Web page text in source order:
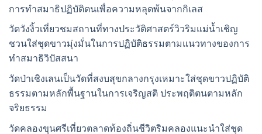
การทำสมาธิปฏิบัติตนเพื่อความหลุดพ้นจากกิเลส
วัดวังงิ้วเที่ยวชมสถานที่ทางประวัติศาสตร์วิวริมแม่น้ำเชิญ
ชวนใส่ชุดขาวมุ่งมั่นในการปฏิบัติธรรมตามแนวทางของการ
ทำสมาธิวิปัสสนา
วัดป่าเชิงเลนเป็นวัดที่สงบสุขกลางกรุงเหมาะใส่ชุดขาวปฏิบัติ
ธรรมตามหลักพื้นฐานในการเจริญสติ ประพฤติตนตามหลัก
จริยธรรม
วัดคลองขุนศรีเที่ยวตลาดท้องถิ่นชีวิตริมคลองแนะนำใส่ชุด